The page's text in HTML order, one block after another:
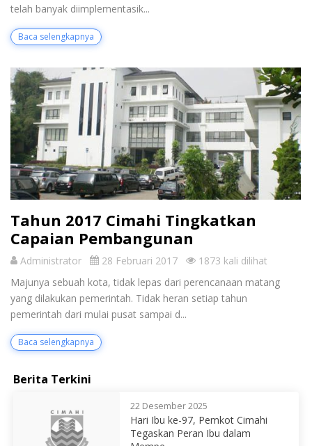
telah banyak diimplementasik...
Baca selengkapnya
Tahun 2017 Cimahi Tingkatkan
Capaian Pembangunan
Administrator 28 Februari 2017
1873 kali dilihat
Majunya sebuah kota, tidak lepas dari perencanaan matang
yang dilakukan pemerintah. Tidak heran setiap tahun
pemerintah dari mulai pusat sampai d...
Baca selengkapnya
Berita Terkini
22 Desember 2025
Hari Ibu ke-97, Pemkot Cimahi
Tegaskan Peran Ibu dalam